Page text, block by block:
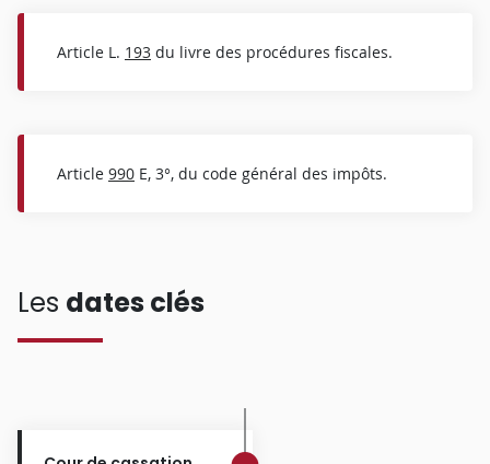
Article L. 193 du livre des procédures fiscales.
Article 990 E, 3°, du code général des impôts.
Les dates clés